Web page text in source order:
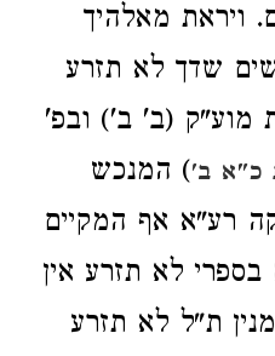
ויראת מאלהיך
שדך לא תזרע
מוע"ק (ב' ב') ובפ'
כ"א ב') המנכש
רע"א אף המקיים
בספרי לא תזרע אין
ת"ל לא תזרע